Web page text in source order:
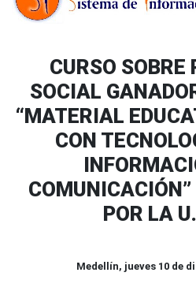
CURSO SOBRE
SOCIAL
“MATERIAL
CON
POR LA
Medellín, jueves 10 de